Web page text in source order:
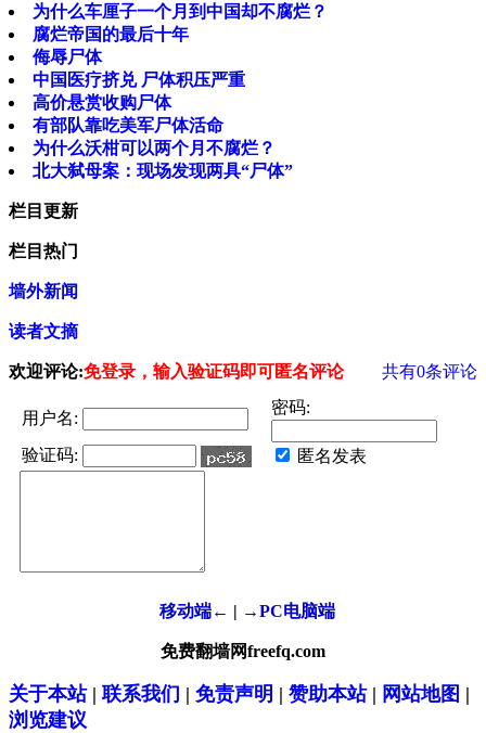
为什么车厘子一个月到中国却不腐烂？
腐烂帝国的最后十年
侮辱尸体
中国医疗挤兑 尸体积压严重
高价悬赏收购尸体
有部队靠吃美军尸体活命
为什么沃柑可以两个月不腐烂？
北大弑母案：现场发现两具“尸体”
栏目更新
栏目热门
墙外新闻
读者文摘
欢迎评论:免登录，输入验证码即可匿名评论 共有0条评论
用户名:
密码:
验证码: 匿名发表
移动端← | →PC电脑端
免费翻墙网freefq.com
关于本站| 联系我们 | 免责声明 | 赞助本站| 网站地图 |
浏览建议